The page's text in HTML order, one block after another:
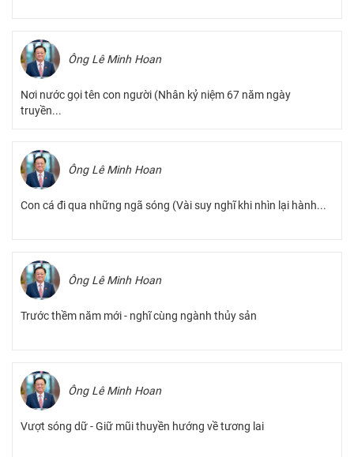
Ông Lê Minh Hoan
Nơi nước gọi tên con người (Nhân kỷ niệm 67 năm ngày
truyền...
Ông Lê Minh Hoan
Con cá đi qua những ngã sóng (Vài suy nghĩ khi nhìn lại hành...
Ông Lê Minh Hoan
Trước thềm năm mới - nghĩ cùng ngành thủy sản
Ông Lê Minh Hoan
Vượt sóng dữ - Giữ mũi thuyền hướng về tương lai